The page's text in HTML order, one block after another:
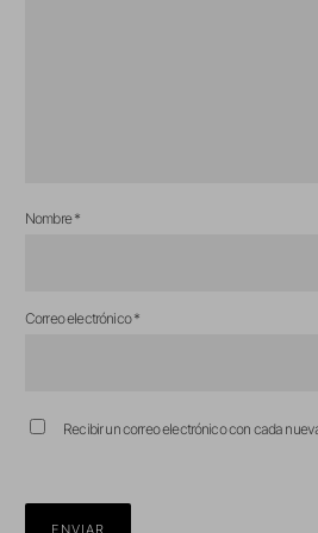
Nombre*
Correo electrónico*
Recibir un correo electrónico con cada